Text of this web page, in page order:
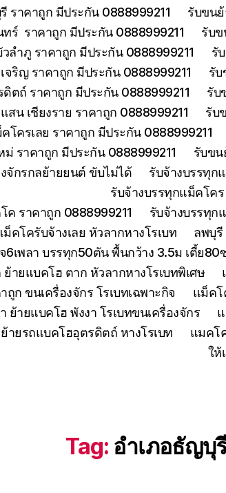
าคาถูก มีประกัน 0888999211
รับขน
ร์ ราคาถูก มีประกัน 0888999211
รับข
ลำภู ราคาถูก มีประกัน 0888999211
รั
ริญ ราคาถูก มีประกัน 0888999211
รั
ตถ์ ราคาถูก มีประกัน 0888999211
รับ
น เชียงราย ราคาถูก 0888999211
รับ
โครเลย ราคาถูก มีประกัน 0888999211
ราคาถูก มีประกัน 0888999211
รับขน
จักรกลย้ายยนต์ ขับไม่ได้
รับจ้างบรรทุก
รับจ้างบรรทุกแม็คโค
ราคาถูก 0888999211
รับจ้างบรรทุก
คโครับจ้างเลย หัวลากหางโรเบท
ลพบุรี
6เพลา บรรทุก50ตัน พื้นกว้าง 3.5ม เตี้ย80
ายแบคโฮ ตาก หัวลากหางโรเบทพิเศษ
ก ขนเครื่องจักร โรเบทเฉพาะกิจ
แม็คโ
ย้ายแบคโฮ พังงา โรเบทขนเครื่องจักร
ายรถแบคโฮอุตรดิตถ์ หางโรเบท
แมคโ
ให้
Tag: อำเภอธัญบุ